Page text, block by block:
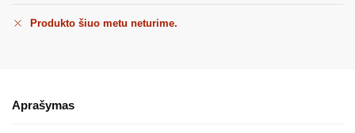
Produkto šiuo metu neturime.
Aprašymas